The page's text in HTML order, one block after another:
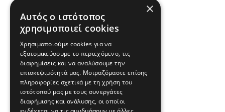
×
Αυτός ο ιστότοπος
χρησιμοποιεί cookies
Χρησιμοποιούμε cookies για να
εξατομικεύσουμε το περιεχόμενο, τις
διαφημίσεις και να αναλύσουμε την
επισκεψιμότητά μας. Μοιραζόμαστε επίσης
πληροφορίες σχετικά με τη χρήση του
ιστότοπού μας με τους συνεργάτες
διαφήμισης και ανάλυσης, οι οποίοι